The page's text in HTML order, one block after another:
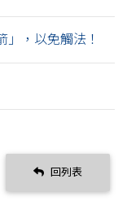
」，以免觸法！
回列表